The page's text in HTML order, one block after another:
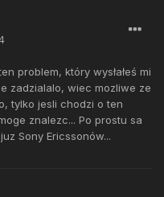
problem, który wysłałeś mi
zadzialalo, wiec mozliwe ze
tylko jesli chodzi o ten
znalezc... Po prostu sa
Sony Ericssonów...